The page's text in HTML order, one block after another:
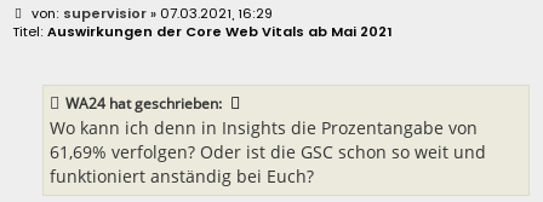
B
e
supervisior» 07.03.2021, 16:29
Auswirkungen der Core Web Vitals ab Mai 2021
WA24 hat geschrieben:
Wo kann ich denn in Insights die Prozentangabe von
61,69% verfolgen? Oder ist die GSC schon so weit und
funktioniert anständig bei Euch?